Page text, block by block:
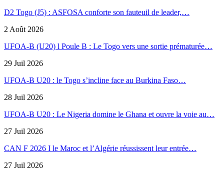
D2 Togo (J5) : ASFOSA conforte son fauteuil de leader,…
2 Août 2026
UFOA-B (U20) l Poule B : Le Togo vers une sortie prématurée…
29 Juil 2026
UFOA-B U20 : le Togo s’incline face au Burkina Faso…
28 Juil 2026
UFOA-B U20 : Le Nigeria domine le Ghana et ouvre la voie au…
27 Juil 2026
CAN F 2026 I le Maroc et l’Algérie réussissent leur entrée…
27 Juil 2026